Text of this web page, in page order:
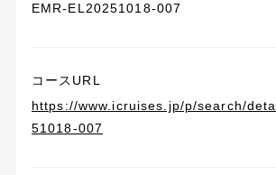
EMR-EL20251018-007
コースURL
https://www.icruises.jp/p/search/
51018-007